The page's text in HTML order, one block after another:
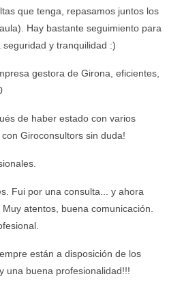
que tenga, repasamos juntos los
Hay bastante seguimiento para
y tranquilidad :)
gestora de Girona, eficientes,
de haber estado con varios
Giroconsultors sin duda!
Fui por una consulta... y ahora
atentos, buena comunicación.
están a disposición de los
una buena profesionalidad!!!